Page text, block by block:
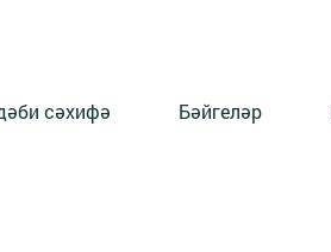
сәхифә Бәйгеләр